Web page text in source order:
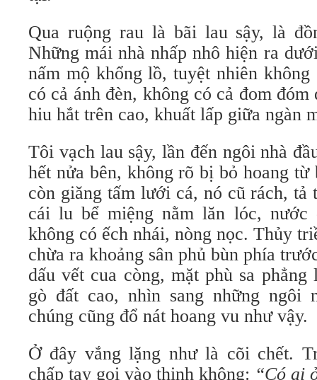
Qua ruộng rau là bãi lau sậy, là
Những mái nhà nhấp nhô hiện ra
nấm mộ khổng lồ, tuyệt nhiên
có cả ánh đèn, không có cả đom
hiu hắt trên cao, khuất lấp giữa ngàn
Tôi vạch lau sậy, lần đến ngôi nhà
hết nửa bên, không rõ bị bỏ hoang từ
còn giăng tấm lưới cá, nó cũ rách,
cái lu bể miệng nằm lăn lóc,
không có ếch nhái, nòng nọc. Thủy
chừa ra khoảng sân phủ bùn phía
dấu vết cua còng, mặt phù sa
gò đất cao, nhìn sang những ngôi
chúng cũng đổ nát hoang vu như vậy.
Ở đây vắng lặng như là cõi chết.
chấp tay gọi vào thinh không: “Có ai